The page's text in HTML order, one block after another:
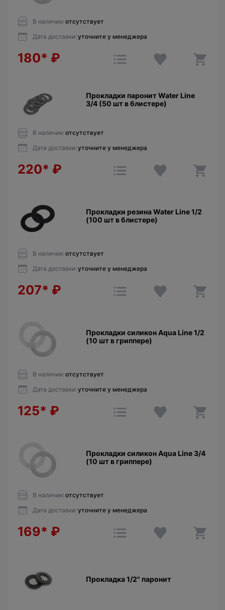
В наличии: отсутствует
Дата доставки: уточните у менеджера
180* ₽
Прокладки паронит Water Line
3/4 (50 шт в блистере)
В наличии: отсутствует
Дата доставки: уточните у менеджера
220* ₽
Прокладки резина Water Line 1/2
(100 шт в блистере)
В наличии: отсутствует
Дата доставки: уточните у менеджера
207* ₽
Прокладки силикон Aqua Line 1/2
(10 шт в гриппере)
В наличии: отсутствует
Дата доставки: уточните у менеджера
125* ₽
Прокладки силикон Aqua Line 3/4
(10 шт в гриппере)
В наличии: отсутствует
Дата доставки: уточните у менеджера
169* ₽
Прокладкa 1/2" паронит